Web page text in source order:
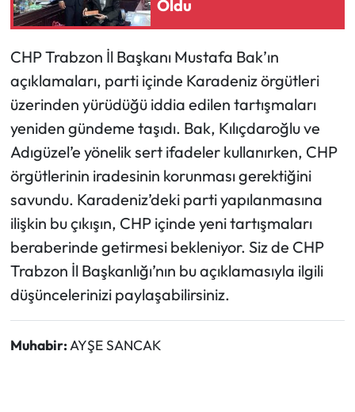
Oldu
CHP Trabzon İl Başkanı Mustafa Bak’ın
açıklamaları, parti içinde Karadeniz örgütleri
üzerinden yürüdüğü iddia edilen tartışmaları
yeniden gündeme taşıdı. Bak, Kılıçdaroğlu ve
Adıgüzel’e yönelik sert ifadeler kullanırken, CHP
örgütlerinin iradesinin korunması gerektiğini
savundu. Karadeniz’deki parti yapılanmasına
ilişkin bu çıkışın, CHP içinde yeni tartışmaları
beraberinde getirmesi bekleniyor. Siz de CHP
Trabzon İl Başkanlığı’nın bu açıklamasıyla ilgili
düşüncelerinizi paylaşabilirsiniz.
Muhabir:AYŞE SANCAK